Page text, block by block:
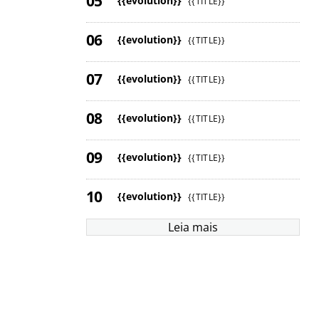
{{evolution}} {{TITLE}}
{{evolution}} {{TITLE}}
{{evolution}} {{TITLE}}
{{evolution}} {{TITLE}}
{{evolution}} {{TITLE}}
Leia mais